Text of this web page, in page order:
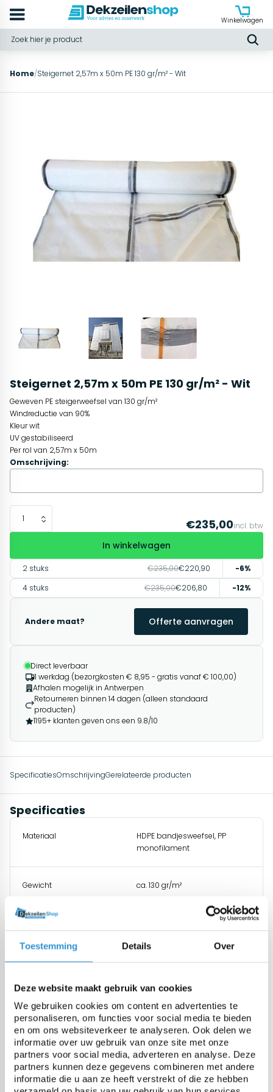
Toestemming Details Over
Deze website maakt gebruik van cookies
We gebruiken cookies om content en advertenties te
personaliseren, om functies voor social media te bieden
en om ons websiteverkeer te analyseren. Ook delen we
informatie over uw gebruik van onze site met onze
partners voor social media, adverteren en analyse. Deze
partners kunnen deze gegevens combineren met andere
informatie die u aan ze heeft verstrekt of die ze hebben
Winkelwagen
Home/Steigernet 2,57m x 50m PE 130 gr/m² - Wit
Steigernet 2,57m x 50m PE 130 gr/m² - Wit
Geweven PE steigerweefsel van 130 gr/m²
Windreductie van 90%
Kleur wit
UV gestabiliseerd
Per rol van 2,57m x 50m
Omschrijving:
€235,00incl. btw
In winkelwagen
2 stuks €235,00€220,90
-6%
4 stuks
€235,00€206,80 -12%
Andere maat? Offerte aanvragen
Direct leverbaar
1 werkdag (bezorgkosten € 8,95 - gratis vanaf € 100,00)
Afhalen mogelijk in Antwerpen
Retourneren binnen 14 dagen (alleen standaard
producten)
1195+ klanten geven ons een 9.8/10
SpecificatiesOmschrijvingGerelateerde producten
Specificaties
Materiaal
HDPE bandjesweefsel, PP
monofilament
Gewicht ca. 130 gr/m²
Treksterkte
Scheurweerstand
Temperatuurbestendigheid -40 tot +80°C
Windreductie 90%